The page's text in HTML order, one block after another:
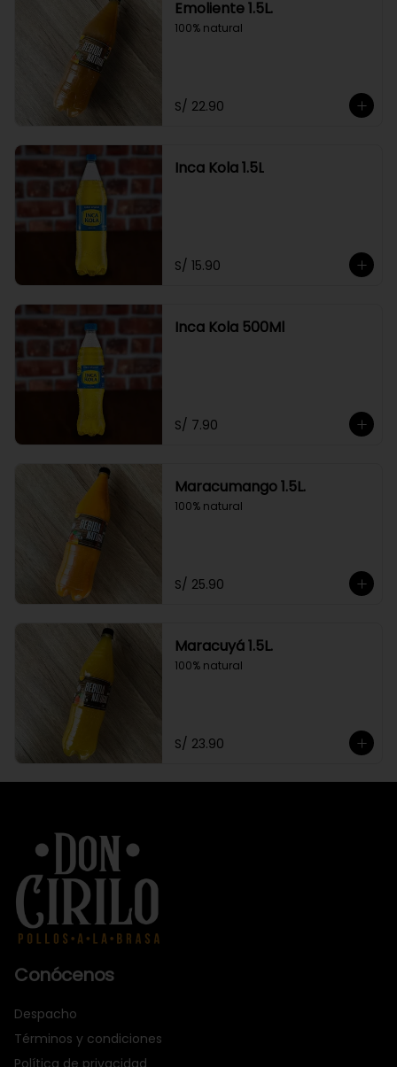
Emoliente 1.5L.
100% natural
S/ 22.90
Inca Kola 1.5L
S/ 15.90
Inca Kola 500Ml
S/ 7.90
Maracumango 1.5L.
100% natural
S/ 25.90
Maracuyá 1.5L.
100% natural
S/ 23.90
Conócenos
Despacho
Términos y condiciones
Política de privacidad